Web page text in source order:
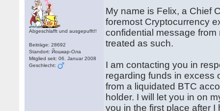
Abgeschlafft und ausgepufft!!
Beiträge: 28692
Standort: Йошкар-Ола
Mitglied seit: 06. Januar 2008
Geschlecht:
My name is Felix, a Chief
foremost Cryptocurrency
confidential message
treated as such.
I am contacting you in
regarding funds in excess
from a liquidated BTC
holder. I will let you in on
you in the first place after